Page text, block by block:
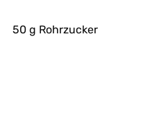
50 g Rohrzucker